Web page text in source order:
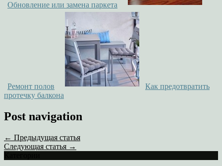
Обновление или замена паркета
Ремонт полов
Как предотвратить
протечку балкона
Post navigation
← Предыдущая статья
Следующая статья →